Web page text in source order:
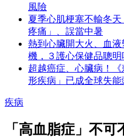
風險
夏季心肌梗塞不輸冬
疼痛」、誤當中暑
熱到心臟開大火、血
機，３護心保健品聰明
超越癌症、心臟病！
形疾病」已成全球失能
疾病
「高血脂症」不